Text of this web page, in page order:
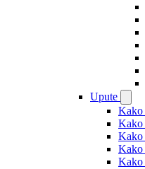
Upute
Kako
Kako
Kako
Kako
Kako